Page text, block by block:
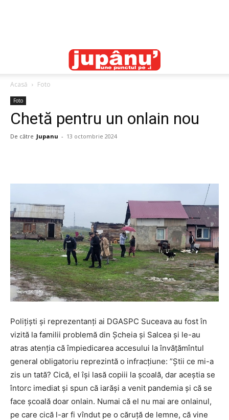
Acasă Foto
Foto
Chetă pentru un onlain nou
De către Jupanu - 13 octombrie 2024
Polițiști și reprezentanți ai DGASPC Suceava au fost în
vizită la familii problemă din Șcheia și Salcea și le-au
atras atenția că împiedicarea accesului la învățămîntul
general obligatoriu reprezintă o infracțiune: ”Știi ce mi-a
zis un tată? Cică, el își lasă copiii la școală, dar aceștia se
întorc imediat și spun că iarăși a venit pandemia și că se
face școală doar onlain. Numai că el nu mai are onlainul,
pe care cică l-ar fi vîndut pe o căruță de lemne, că vine